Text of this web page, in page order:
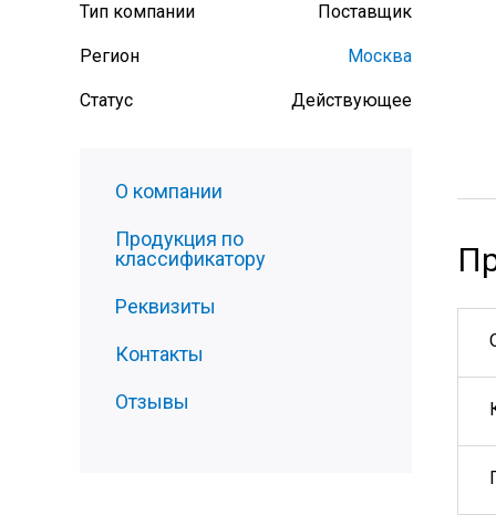
Тип компании Поставщик
Регион Москва
Статус Действующее
О компании
Продукция по
классификатору
Реквизиты
Контакты
Отзывы